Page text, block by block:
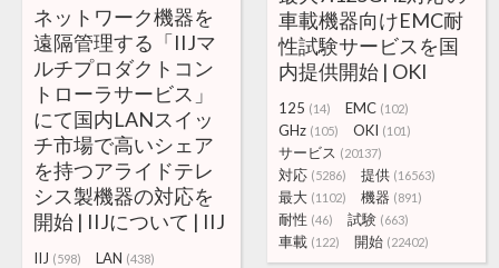
車載機器向けEMC耐
性試験サービスを国
内提供開始 | OKI
125 (14) EMC (102)
GHz (105) OKI (101)
サービス (20137)
対応 (5286) 提供 (16563)
最大 (1102) 機器 (891)
耐性 (46) 試験 (663)
車載 (122) 開始 (22402)
ネットワーク機器を
遠隔管理する「IIJマ
ルチプロダクトコン
トローラサービス」
にて国内LANスイッ
チ市場で高いシェア
を持つアライドテレ
シス製機器の対応を
開始 | IIJについて | IIJ
IIJ (598) LAN (438)